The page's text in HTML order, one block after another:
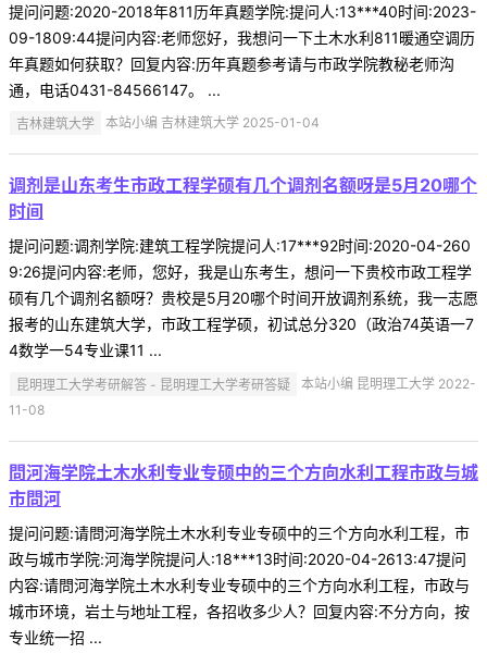
提问问题:2020-2018年811历年真题学院:提问人:13***40时间:2023-
09-1809:44提问内容:老师您好，我想问一下土木水利811暖通空调历
年真题如何获取？回复内容:历年真题参考请与市政学院教秘老师沟
通，电话0431-84566147。 ...
吉林建筑大学 本站小编 吉林建筑大学 2025-01-04
调剂是山东考生市政工程学硕有几个调剂名额呀是5月20哪个
时间
提问问题:调剂学院:建筑工程学院提问人:17***92时间:2020-04-260
9:26提问内容:老师，您好，我是山东考生，想问一下贵校市政工程学
硕有几个调剂名额呀？贵校是5月20哪个时间开放调剂系统，我一志愿
报考的山东建筑大学，市政工程学硕，初试总分320（政治74英语一7
4数学一54专业课11 ...
昆明理工大学考研解答 - 昆明理工大学考研答疑
本站小编 昆明理工大学 2022-
11-08
問河海学院土木水利专业专硕中的三个方向水利工程市政与城
市問河
提问问题:请問河海学院土木水利专业专硕中的三个方向水利工程，市
政与城市学院:河海学院提问人:18***13时间:2020-04-2613:47提问
内容:请問河海学院土木水利专业专硕中的三个方向水利工程，市政与
城市环境，岩土与地址工程，各招收多少人？回复内容:不分方向，按
专业统一招 ...